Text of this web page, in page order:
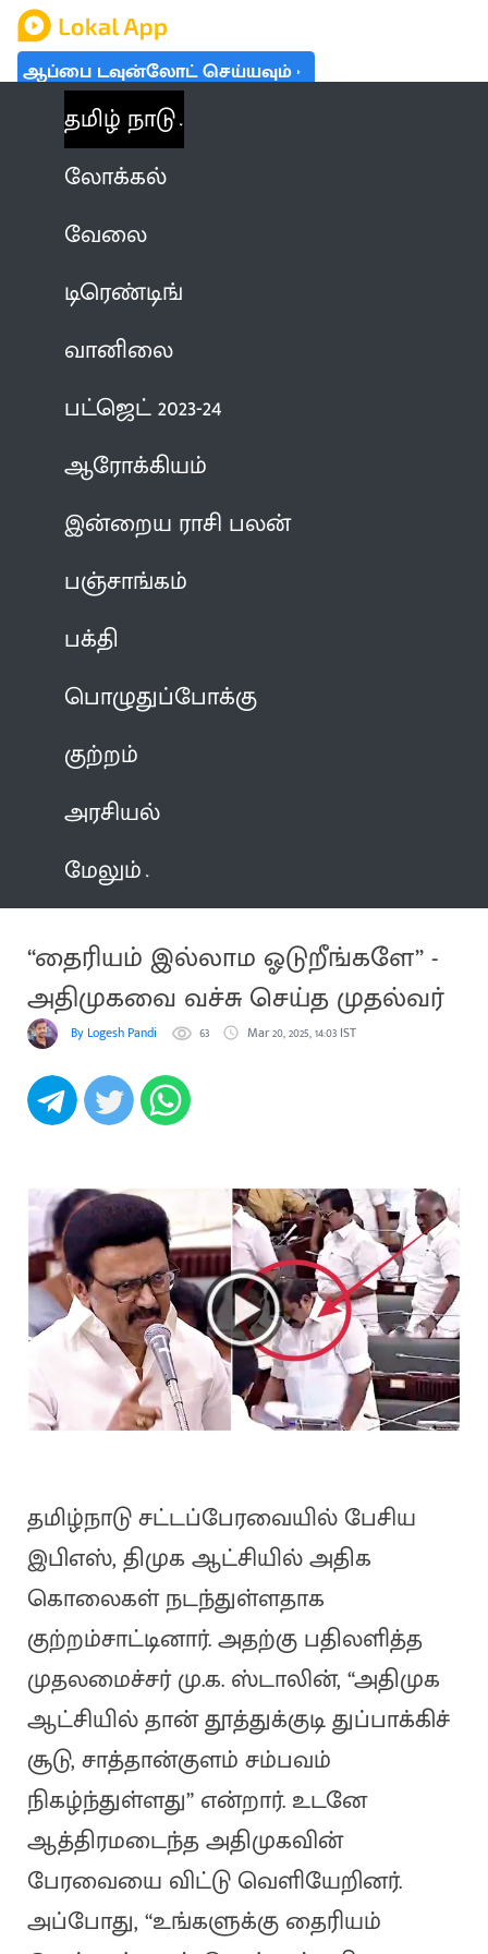
ஆப்பை டவுன்லோட் செய்யவும்
தமிழ் நாடு
லோக்கல்
வேலை
டிரெண்டிங்
வானிலை
பட்ஜெட் 2023-24
ஆரோக்கியம்
இன்றைய ராசி பலன்
பஞ்சாங்கம்
பக்தி
பொழுதுப்போக்கு
குற்றம்
அரசியல்
மேலும்
“தைரியம் இல்லாம ஓடுறீங்களே” -
அதிமுகவை வச்சு செய்த முதல்வர்
By Logesh Pandi 63 Mar 20, 2025, 14:03 IST
தமிழ்நாடு சட்டப்பேரவையில் பேசிய
இபிஎஸ், திமுக ஆட்சியில் அதிக
கொலைகள் நடந்துள்ளதாக
குற்றம்சாட்டினார். அதற்கு பதிலளித்த
முதலமைச்சர் மு.க. ஸ்டாலின், “அதிமுக
ஆட்சியில் தான் தூத்துக்குடி துப்பாக்கிச்
சூடு, சாத்தான்குளம் சம்பவம்
நிகழ்ந்துள்ளது” என்றார். உடனே
ஆத்திரமடைந்த அதிமுகவின்
பேரவையை விட்டு வெளியேறினர்.
அப்போது, “உங்களுக்கு தைரியம்